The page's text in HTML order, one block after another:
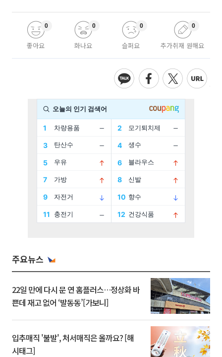
좋아요
0
화나요
0
슬퍼요
0
추가취재 원해요
0
주요뉴스
22일 만에 다시 문 연 홈플러스…정상화 바
쁜데 재고 없어 ‘발동동’[가보니]
입추매직 '불발', 처서매직은 올까요? [해
시태그]